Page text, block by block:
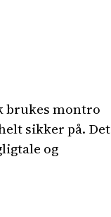
brukes montro
sikker på. Det
og